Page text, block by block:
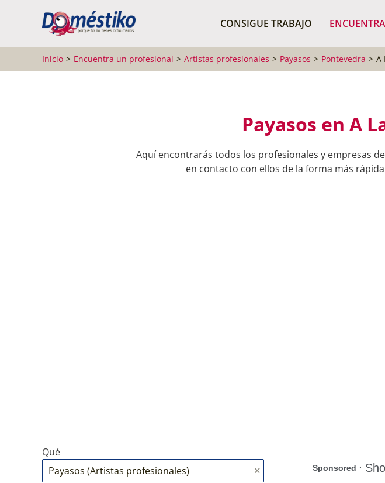
CONSIGUE TRABAJO
Inicio Encuentra un profesional Artistas profesionales Payasos Pontevedra A
Payasos en A
Aquí encontrarás todos los profesionales y empresas
en contacto con ellos de la forma más
Qué